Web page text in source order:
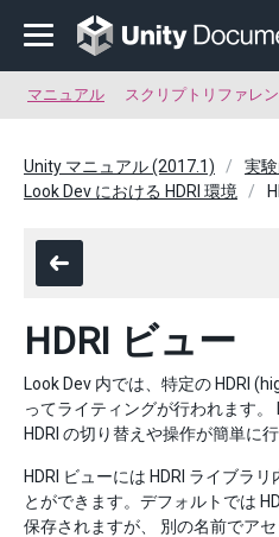
マニュアル スクリプトリファレ
Unity マニュアル (2017.1) 実
Look Dev における HDRI 環境
HDRI ビュー
Look Dev 内では、特定の HDRI
ってライティングが行われます
HDRI の切り替えや操作が簡単に
HDRI ビューには HDRI ライブラ
とができます。デフォルトでは
保存されますが、 別の名前でア